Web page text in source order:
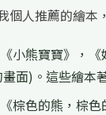
個人推薦的繪本
《小熊寶寶》，
面)。這些繪本
《棕色的熊，棕